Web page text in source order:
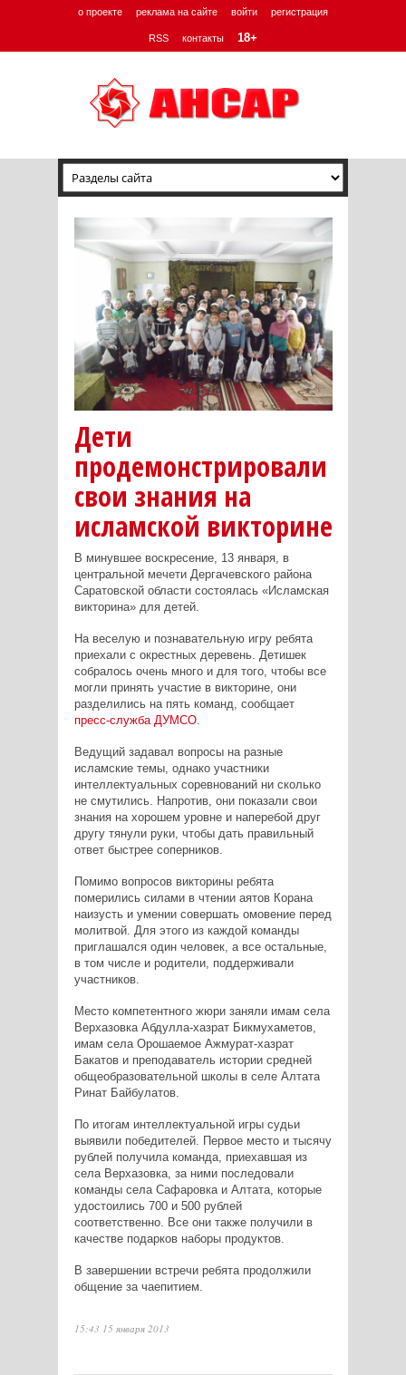
о проекте реклама на сайте войти регистрация
RSS контакты 18+
Дети
продемонстрировали
свои знания на
исламской викторине
В минувшее воскресение, 13 января, в
центральной мечети Дергачевского района
Саратовской области состоялась «Исламская
викторина» для детей.
На веселую и познавательную игру ребята
приехали с окрестных деревень. Детишек
собралось очень много и для того, чтобы все
могли принять участие в викторине, они
разделились на пять команд, сообщает
пресс-служба ДУМСО.
Ведущий задавал вопросы на разные
исламские темы, однако участники
интеллектуальных соревнований ни сколько
не смутились. Напротив, они показали свои
знания на хорошем уровне и наперебой друг
другу тянули руки, чтобы дать правильный
ответ быстрее соперников.
Помимо вопросов викторины ребята
померились силами в чтении аятов Корана
наизусть и умении совершать омовение перед
молитвой. Для этого из каждой команды
приглашался один человек, а все остальные,
в том числе и родители, поддерживали
участников.
Место компетентного жюри заняли имам села
Верхазовка Абдулла-хазрат Бикмухаметов,
имам села Орошаемое Ажмурат-хазрат
Бакатов и преподаватель истории средней
общеобразовательной школы в селе Алтата
Ринат Байбулатов.
По итогам интеллектуальной игры судьи
выявили победителей. Первое место и тысячу
рублей получила команда, приехавшая из
села Верхазовка, за ними последовали
команды села Сафаровка и Алтата, которые
удостоились 700 и 500 рублей
соответственно. Все они также получили в
качестве подарков наборы продуктов.
В завершении встречи ребята продолжили
общение за чаепитием.
15:43 15 января 2013